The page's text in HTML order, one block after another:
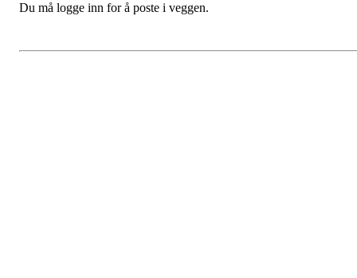
Du må logge inn for å poste i veggen.